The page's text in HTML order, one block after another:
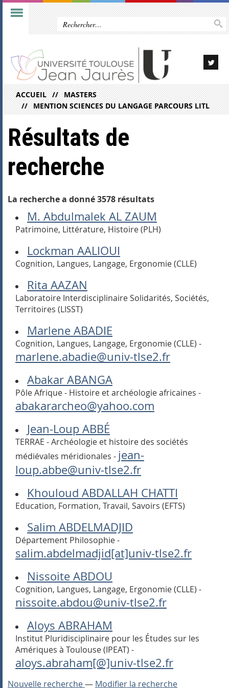
ACCUEIL
MASTERS
MENTION SCIENCES DU LANGAGE PARCOURS LITL
Résultats de
recherche
La recherche a donné 3578 résultats
M. Abdulmalek AL ZAUM
Patrimoine, Littérature, Histoire (PLH)
Lockman AALIOUI
Cognition, Langues, Langage, Ergonomie (CLLE)
Rita AAZAN
Laboratoire Interdisciplinaire Solidarités, Sociétés,
Territoires (LISST)
Marlene ABADIE
Cognition, Langues, Langage, Ergonomie (CLLE) -
marlene.abadie@univ-tlse2.fr
Abakar ABANGA
Pôle Afrique - Histoire et archéologie africaines -
abakararcheo@yahoo.com
Jean-Loup ABBÉ
TERRAE - Archéologie et histoire des sociétés
médiévales méridionales - jean-
loup.abbe@univ-tlse2.fr
Khouloud ABDALLAH CHATTI
Education, Formation, Travail, Savoirs (EFTS)
Salim ABDELMADJID
Département Philosophie -
salim.abdelmadjid[at]univ-tlse2.fr
Nissoite ABDOU
Cognition, Langues, Langage, Ergonomie (CLLE) -
nissoite.abdou@univ-tlse2.fr
Aloys ABRAHAM
Institut Pluridisciplinaire pour les Études sur les
Amériques à Toulouse (IPEAT) -
aloys.abraham[@]univ-tlse2.fr
Nouvelle recherche— Modifier la recherche